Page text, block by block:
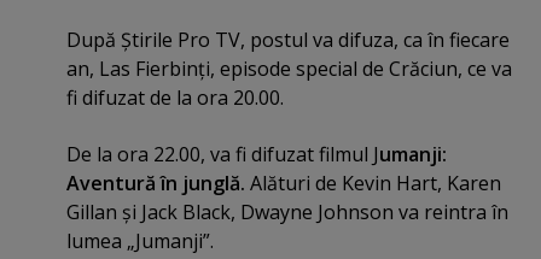
După Ştirile Pro TV, postul va difuza, ca în fiecare
an, Las Fierbinţi, episode special de Crăciun, ce va
fi difuzat de la ora 20.00.
De la ora 22.00, va fi difuzat filmul Jumanji:
Aventură în junglă. Alături de Kevin Hart, Karen
Gillan şi Jack Black, Dwayne Johnson va reintra în
lumea „Jumanji”.